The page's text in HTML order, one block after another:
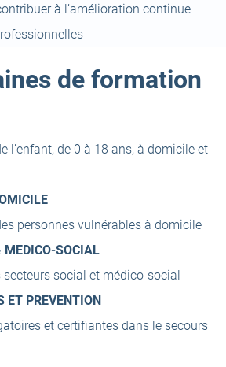
à l’amélioration continue
de formation
l’enfant, de 0 à 18 ans, à domicile et
personnes vulnérables à domicile
MEDICO-SOCIAL
social et médico-social
ET PREVENTION
et certifiantes dans le secours